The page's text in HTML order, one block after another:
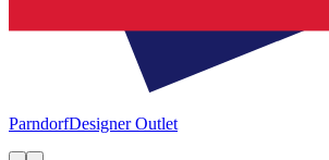
ParndorfDesigner Outlet